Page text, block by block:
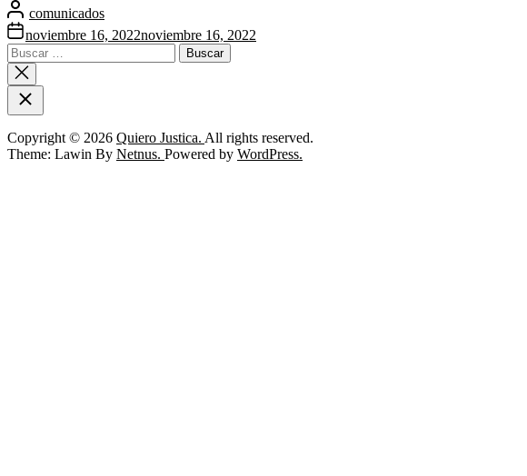
comunicados
noviembre 16, 2022noviembre 16, 2022
Buscar:
Copyright © 2026 Quiero Justica. All rights reserved.
Theme: Lawin By Netnus. Powered by WordPress.